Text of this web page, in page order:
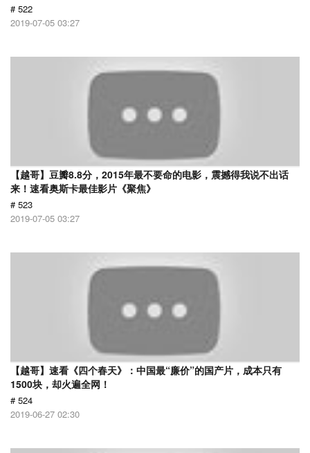
# 522
2019-07-05 03:27
【越哥】豆瓣8.8分，2015年最不要命的电影，震撼得我说不出话
来！速看奥斯卡最佳影片《聚焦》
# 523
2019-07-05 03:27
【越哥】速看《四个春天》：中国最“廉价”的国产片，成本只有
1500块，却火遍全网！
# 524
2019-06-27 02:30